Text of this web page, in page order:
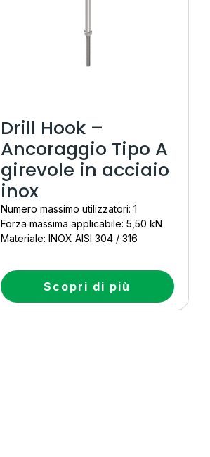
Drill Hook –
Ancoraggio Tipo A
girevole in acciaio
inox
Numero massimo utilizzatori: 1
Forza massima applicabile: 5,50 kN
Materiale: INOX AISI 304 / 316
Scopri di più